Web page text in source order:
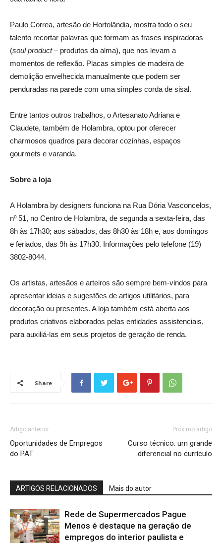
Paulo Correa, artesão de Hortolândia, mostra todo o seu
talento recortar palavras que formam as frases inspiradoras
(soul product– produtos da alma), que nos levam a
momentos de reflexão. Placas simples de madeira de
demolição envelhecida manualmente que podem ser
penduradas na parede com uma simples corda de sisal.
Entre tantos outros trabalhos, o Artesanato Adriana e
Claudete, também de Holambra, optou por oferecer
charmosos quadros para decorar cozinhas, espaços
gourmets e varanda.
Sobre a loja
A Holambra by designers funciona na Rua Dória Vasconcelos,
nº 51, no Centro de Holambra, de segunda a sexta-feira, das
8h às 17h30; aos sábados, das 8h30 às 18h e, aos domingos
e feriados, das 9h às 17h30. Informações pelo telefone (19)
3802-8044.
Os artistas, artesãos e arteiros são sempre bem-vindos para
apresentar ideias e sugestões de artigos utilitários, para
decoração ou presentes. A loja também está aberta aos
produtos criativos elaborados pelas entidades assistenciais,
para auxiliá-las em seus projetos de geração de renda.
Share
Artigo anterior
Oportunidades de Empregos
do PAT
Próximo artigo
Curso técnico: um grande
diferencial no currículo
ARTIGOS RELACIONADOS Mais do autor
Rede de Supermercados Pague
Menos é destaque na geração de
empregos do interior paulista e